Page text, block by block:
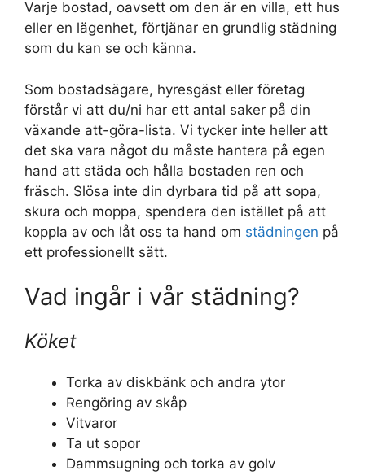
Varje bostad, oavsett om den är en villa, ett hus
eller en lägenhet, förtjänar en grundlig städning
som du kan se och känna.
Som bostadsägare, hyresgäst eller företag
förstår vi att du/ni har ett antal saker på din
växande att-göra-lista. Vi tycker inte heller att
det ska vara något du måste hantera på egen
hand att städa och hålla bostaden ren och
fräsch. Slösa inte din dyrbara tid på att sopa,
skura och moppa, spendera den istället på att
koppla av och låt oss ta hand om städningen på
ett professionellt sätt.
Vad ingår i vår städning?
Köket
Torka av diskbänk och andra ytor
Rengöring av skåp
Vitvaror
Ta ut sopor
Dammsugning och torka av golv